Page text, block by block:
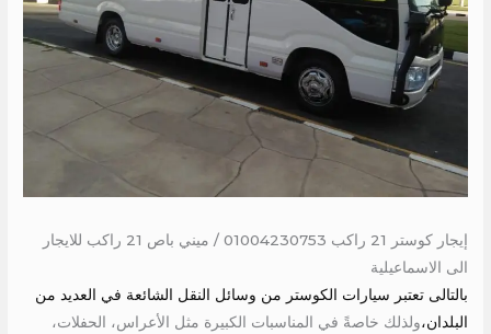
إيجار كوستر 21 راكب 01004230753 / ميني باص 21 راكب للايجار
الى الاسماعيلية
بالتالى تعتبر سيارات الكوستر من وسائل النقل الشائعة في العديد من
البلدان،ولذلك خاصةً في المناسبات الكبيرة مثل الأعراس، الحفلات،